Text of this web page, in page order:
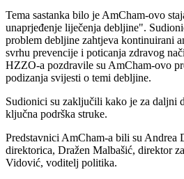
Tema sastanka bilo je AmCham-ovo
unaprjeđenje liječenja debljine".
problem debljine zahtjeva kontinuirani
svrhu prevencije i poticanja zdravog
HZZO-a pozdravile su AmCham-ovo
podizanja svijesti o temi debljine.
Sudionici su zaključili kako je za daljni
ključna podrška struke.
Predstavnici AmCham-a bili su Andrea
direktorica, Dražen Malbašić, direktor
Vidović, voditelj politika.